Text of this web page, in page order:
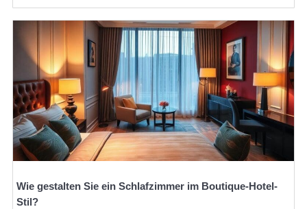
Wie gestalten Sie ein Schlafzimmer im Boutique-Hotel-
Stil?